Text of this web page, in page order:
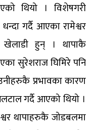
थियो । विशेषगरी
गर्दै आएका रामेश्वर
खेलाडी हुन् । थापाकै
सुरेशराज घिमिरे पनि
प्रभावका कारण
गर्दै आएको थियो ।
थापाहरुकै जोडबलमा